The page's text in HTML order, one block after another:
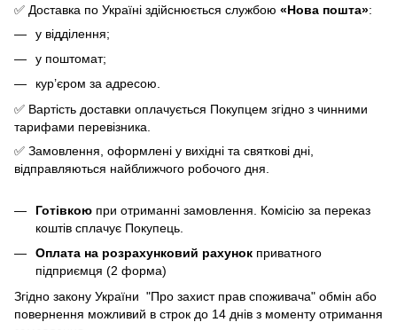
✅ Доставка по Україні здійснюється службою «Нова пошта»:
у відділення;
у поштомат;
кур’єром за адресою.
✅ Вартість доставки оплачується Покупцем згідно з чинними
тарифами перевізника.
✅ Замовлення, оформлені у вихідні та святкові дні,
відправляються найближчого робочого дня.
Готівкою при отриманні замовлення. Комісію за переказ
коштів сплачує Покупець.
Оплата на розрахунковий рахунок приватного
підприємця (2 форма)
Згідно закону України "Про захист прав споживача" обмін або
повернення можливий в строк до 14 днів з моменту отримання